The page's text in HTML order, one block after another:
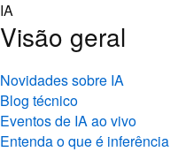
Skip
to
content
IA
Visão geral
Novidades sobre IA
Blog técnico
Eventos de IA ao vivo
Entenda o que é inferência